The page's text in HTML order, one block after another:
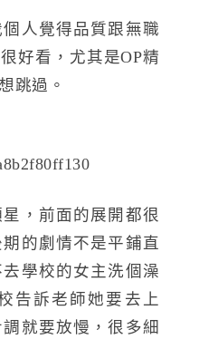
人覺得品質跟無職
好看，尤其是OP精
跳過。
，前面的展開都很
的劇情不是平鋪直
學校的女主洗個澡
告訴老師她要去上
就要放慢，很多細